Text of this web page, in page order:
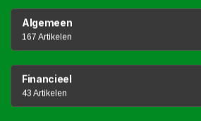
Algemeen
167 Artikelen
Financieel
43 Artikelen